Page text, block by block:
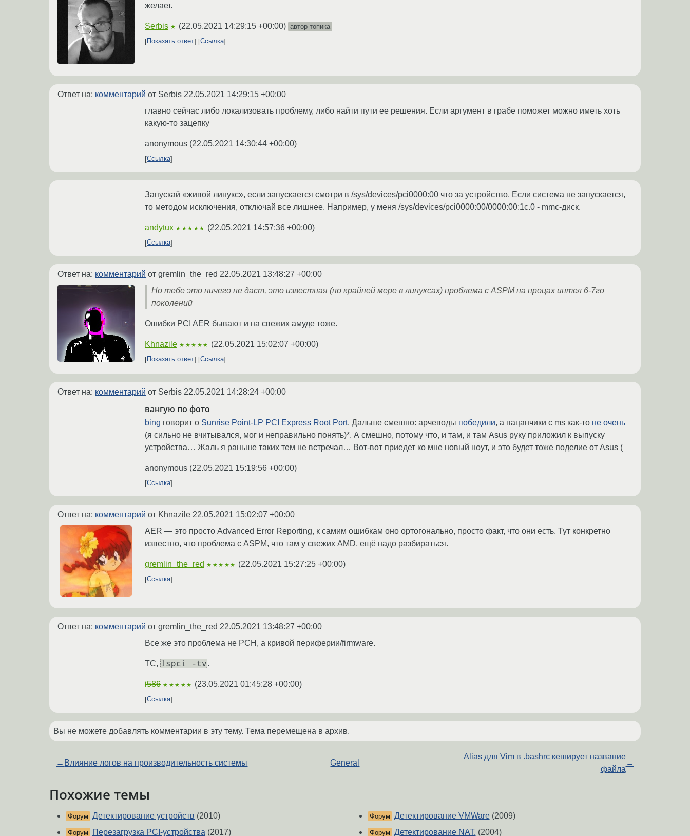
желает.
Serbis ★ (22.05.2021 14:29:15 +00:00) автор топика
Показать ответ
Ссылка
Ответ на: комментарий от Serbis 22.05.2021 14:29:15 +00:00
главно сейчас либо локализовать проблему, либо найти пути ее решения. Если аргумент в грабе поможет можно иметь хоть
какую-то зацепку
anonymous (22.05.2021 14:30:44 +00:00)
Ссылка
Запускай «живой линукс», если запускается смотри в /sys/devices/pci0000:00 что за устройство. Если система не запускается,
то методом исключения, отключай все лишнее. Например, у меня /sys/devices/pci0000:00/0000:00:1c.0 - mmc-диск.
andytux ★★★★★ (22.05.2021 14:57:36 +00:00)
Ссылка
Ответ на: комментарий от gremlin_the_red 22.05.2021 13:48:27 +00:00
Но тебе это ничего не даст, это известная (по крайней мере в линуксах) проблема с ASPM на процах интел 6-7го
поколений
Ошибки PCI AER бывают и на свежих амуде тоже.
Khnazile ★★★★★ (22.05.2021 15:02:07 +00:00)
Показать ответ Ссылка
Ответ на: комментарий от Serbis 22.05.2021 14:28:24 +00:00
вангую по фото
bing говорит о Sunrise Point-LP PCI Express Root Port. Дальше смешно: арчеводы победили, а пацанчики с ms как-то не очень
(я сильно не вчитывался, мог и неправильно понять)*. А смешно, потому что, и там, и там Asus руку приложил к выпуску
устройства… Жаль я раньше таких тем не встречал… Вот-вот приедет ко мне новый ноут, и это будет тоже поделие от Asus (
anonymous (22.05.2021 15:19:56 +00:00)
Ссылка
Ответ на: комментарий от Khnazile 22.05.2021 15:02:07 +00:00
AER — это просто Advanced Error Reporting, к самим ошибкам оно ортогонально, просто факт, что они есть. Тут конкретно
известно, что проблема с ASPM, что там у свежих AMD, ещё надо разбираться.
gremlin_the_red ★★★★★ (22.05.2021 15:27:25 +00:00)
Ссылка
Ответ на: комментарий от gremlin_the_red 22.05.2021 13:48:27 +00:00
Все же это проблема не PCH, а кривой периферии/firmware.
ТС, lspci -tv.
i586 ★★★★★ (23.05.2021 01:45:28 +00:00)
Ссылка
Вы не можете добавлять комментарии в эту тему. Тема перемещена в архив.
← Влияние логов на производительность системы General
Alias для Vim в .bashrc кеширует название
файла
→
Похожие темы
Форум Детектирование устройств (2010)
Форум Перезагрузка PCI-устройства (2017)
Форум Детектирование VMWare(2009)
Форум Детектирование NAT. (2004)